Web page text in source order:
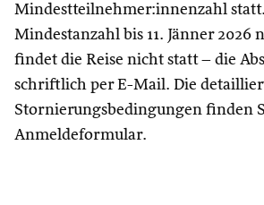
Mindestteilnehmer:innenzahl
Mindestanzahl bis 11. Jänner 2026
findet die Reise nicht statt – die
schriftlich per E-Mail. Die
Stornierungsbedingungen finden
Anmeldeformular.